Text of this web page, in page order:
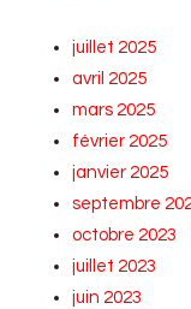
juillet 2025
avril 2025
mars 2025
février 2025
janvier 2025
septembre
octobre 2023
juillet 2023
juin 2023